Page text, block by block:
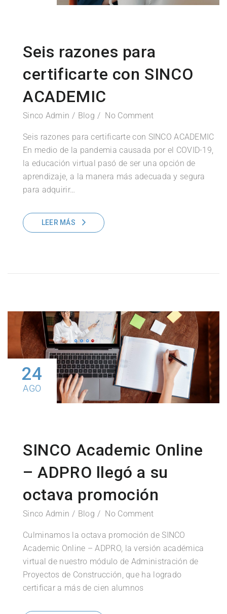
Seis razones para
certificarte con SINCO
ACADEMIC
Sinco Admin Blog No Comment
Seis razones para certificarte con SINCO ACADEMIC
En medio de la pandemia causada por el COVID-19,
la educación virtual pasó de ser una opción de
aprendizaje, a la manera más adecuada y segura
para adquirir…
LEER MÁS
24
AGO
SINCO Academic Online
– ADPRO llegó a su
octava promoción
Sinco Admin Blog No Comment
Culminamos la octava promoción de SINCO
Academic Online – ADPRO, la versión académica
virtual de nuestro módulo de Administración de
Proyectos de Construcción, que ha logrado
certificar a más de cien alumnos